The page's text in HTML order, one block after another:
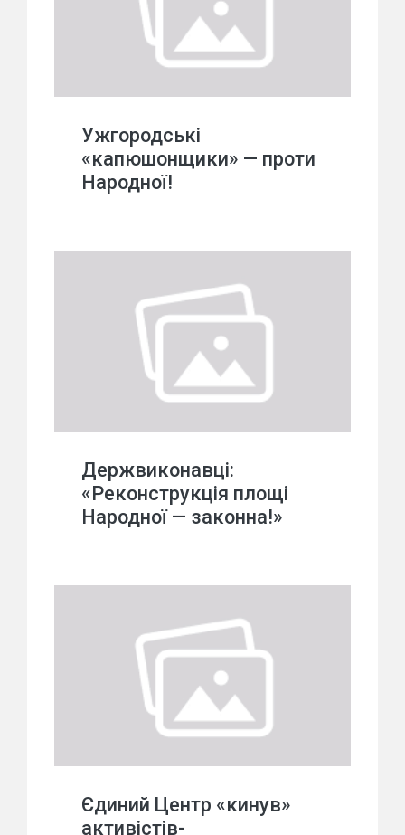
Ужгородські
«капюшонщики» — проти
Народної!
Держвиконавці:
«Реконструкція площі
Народної — законна!»
Єдиний Центр «кинув»
активістів-